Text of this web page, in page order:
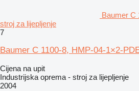
Baumer C
stroj za lijepljenje
7
Baumer C 1100-8, HMP-04-1×2-
Cijena na upit
Industrijska oprema - stroj za lijepljenje
2004